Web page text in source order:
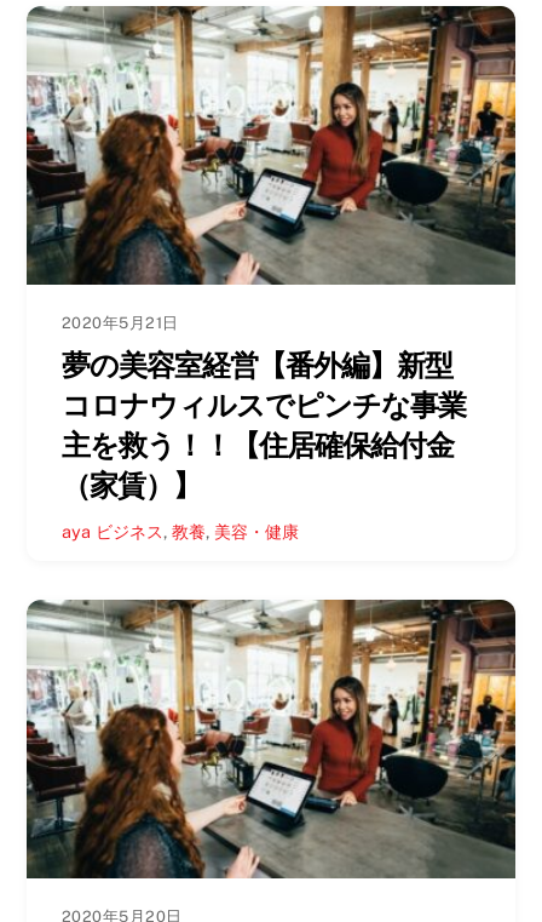
2020年5月21日
夢の美容室経営【番外編】新型
コロナウィルスでピンチな事業
主を救う！！【住居確保給付金
（家賃）】
aya ビジネス, 教養, 美容・健康
2020年5月20日